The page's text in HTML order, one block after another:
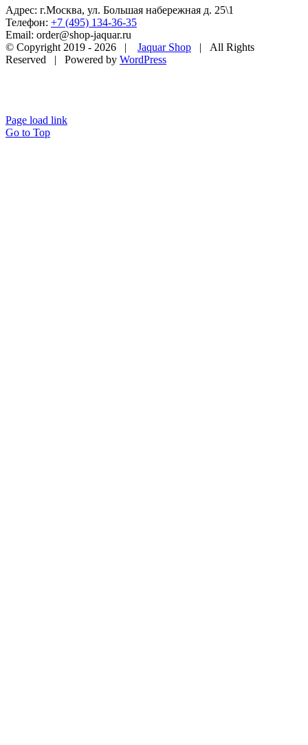
Адрес: г.Москва, ул. Большая набережная д. 25\1
Телефон: +7 (495) 134-36-35
Email: order@shop-jaquar.ru
© Copyright 2019 - 2026 | Jaquar Shop | All Rights
Reserved | Powered by WordPress
Page load link
Go to Top